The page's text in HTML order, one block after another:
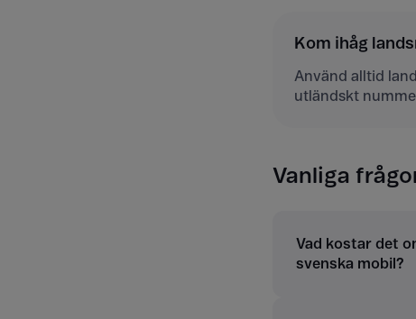
Kom ihåg
Använd alltid
utländskt
Vanliga
Vad kostar det
svenska mobil?